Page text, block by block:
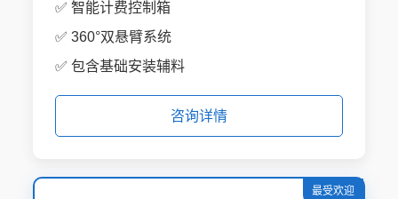
✅ 智能计费控制箱
✅ 360°双悬臂系统
✅ 包含基础安装辅料
咨询详情
最受欢迎